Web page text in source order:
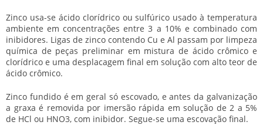
Zinco usa-se ácido clorídrico ou sulfúrico usado à temperatura
ambiente em concentrações entre 3 a 10% e combinado com
inibidores. Ligas de zinco contendo Cu e Al passam por limpeza
química de peças preliminar em mistura de ácido crômico e
clorídrico e uma desplacagem final em solução com alto teor de
ácido crômico.
Zinco fundido é em geral só escovado, e antes da galvanização
a graxa é removida por imersão rápida em solução de 2 a 5%
de HCl ou HNO3, com inibidor. Segue-se uma escovação final.